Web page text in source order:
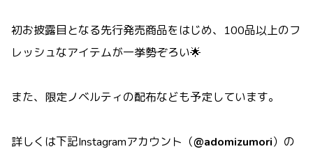
初お披露目となる先行発売商品をはじめ、100品以上のフ
レッシュなアイテムが一挙勢ぞろい🌟
また、限定ノベルティの配布なども予定しています。
詳しくは下記Instagramアカウント（@adomizumori）の